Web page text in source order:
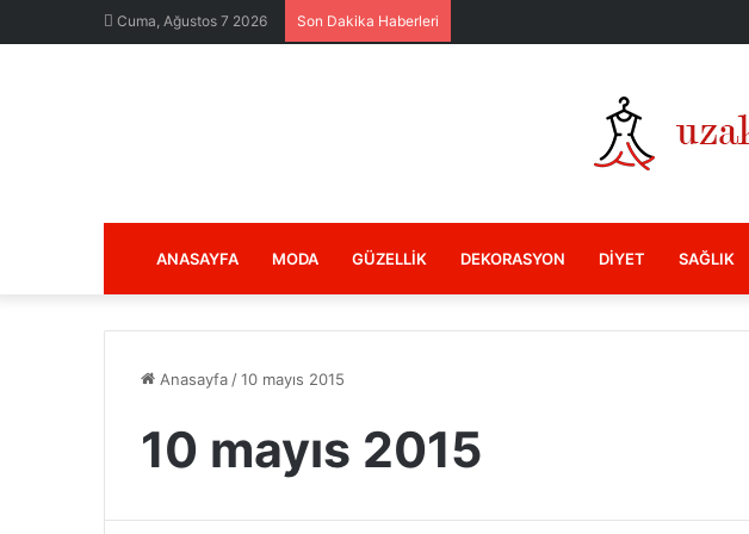
Cuma, Ağustos 7 2026 Son Dakika Haberleri
ANASAYFA MODA GÜZELLIK DEKORASYON DIYET SAĞLIK
Anasayfa /10 mayıs 2015
10 mayıs 2015